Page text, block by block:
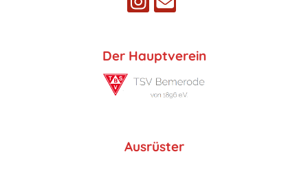
Der Hauptverein
Ausrüster